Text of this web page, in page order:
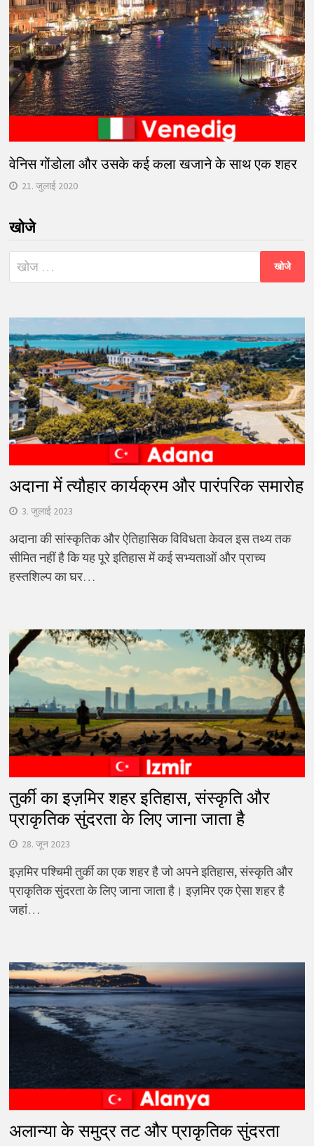
वेनिस गोंडोला और उसके कई कला खजाने के साथ एक शहर
21. जुलाई 2020
खोजे
निम्न
को
अदाना में त्यौहार कार्यक्रम और पारंपरिक समारोह
3. जुलाई 2023
अदाना की सांस्कृतिक और ऐतिहासिक विविधता केवल इस तथ्य तक
सीमित नहीं है कि यह पूरे इतिहास में कई सभ्यताओं और प्राच्य
हस्तशिल्प का घर…
तुर्की का इज़मिर शहर इतिहास, संस्कृति और
प्राकृतिक सुंदरता के लिए जाना जाता है
28. जून 2023
इज़मिर पश्चिमी तुर्की का एक शहर है जो अपने इतिहास, संस्कृति और
प्राकृतिक सुंदरता के लिए जाना जाता है। इज़मिर एक ऐसा शहर है
जहां…
अलान्या के समुद्र तट और प्राकृतिक सुंदरता